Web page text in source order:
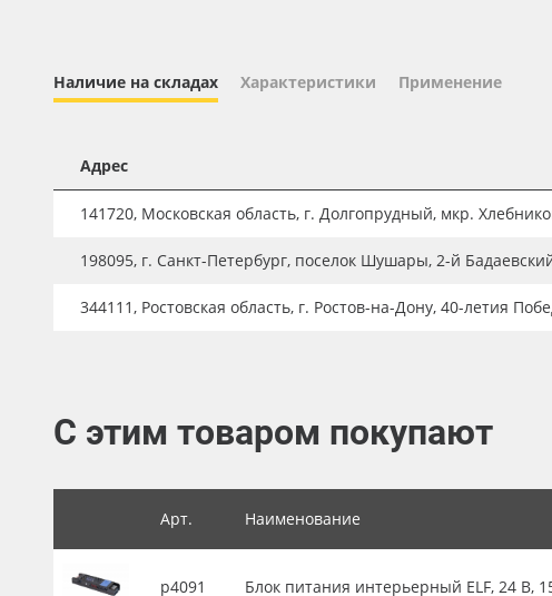
Новинки ассортимента
Плёнка монтажная Oratape
ПЭТ листовой
ПЭТ бэклит
Заготовки для сувениров
Наличие на складах Характеристики Применение
Адрес
141720, Московская область, г. Долгопрудный, мкр.
198095, г. Санкт-Петербург, поселок Шушары, 2-й
344111, Ростовская область, г. Ростов-на-Дону, 40-летия
С этим товаром покупают
Арт. Наименование
р4091 Блок питания интерьерный ELF, 24 В,